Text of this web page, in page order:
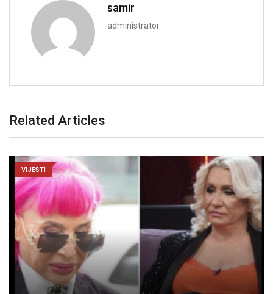
samir
administrator
Related Articles
VIJESTI